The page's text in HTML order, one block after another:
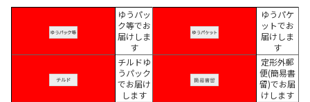
ゆうパッ
ク等でお
届けしま
す
ゆうパケ
ットでお
届けしま
す
チルドゆ
うパック
でお届け
します
定形外郵
便(簡易書
留)でお届
けします